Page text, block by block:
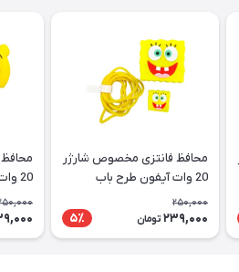
محافظ فانتزی مخصوص شارژر
20 وات آیفون طرح باب
اسفنجی
250,000
239,000 تومان 5٪
20 وات آیفون طرح وینی د پو